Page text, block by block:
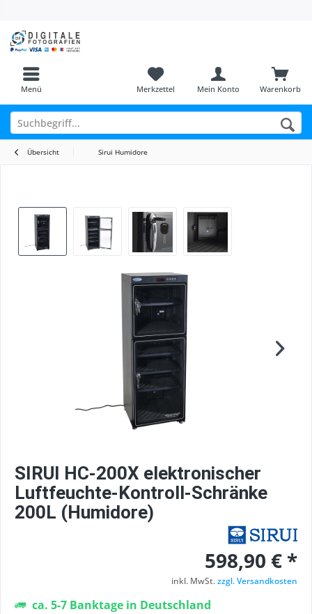
Menü Warenkorb
Merkzettel Mein Konto
Übersicht Sirui Humidore
SIRUI HC-200X elektronischer
Luftfeuchte-Kontroll-Schränke
200L (Humidore)
598,90 € *
inkl. MwSt.zzgl. Versandkosten
ca. 5-7 Banktage in Deutschland